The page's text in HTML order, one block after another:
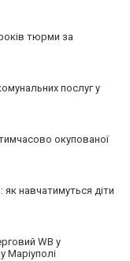
тюрми за
послуг у
окупованої
як навчатимуться діти
WB у
Маріуполі